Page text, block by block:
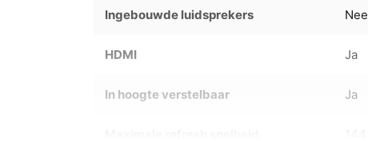
Ingebouwde luidsprekers Nee
HDMI Ja
In hoogte verstelbaar Ja